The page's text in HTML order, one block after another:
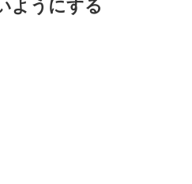
ようにする